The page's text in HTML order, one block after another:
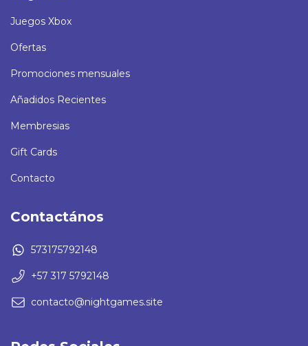
Juegos Xbox
Ofertas
Promociones mensuales
Añadidos Recientes
Membresias
Gift Cards
Contacto
Contactános
573175792148
+57 317 5792148
contacto@nightgames.site